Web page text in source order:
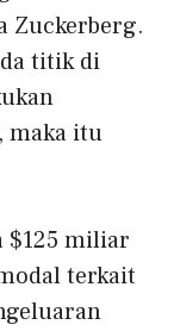
Zuckerberg.
titik di
maka itu
$125 miliar
terkait